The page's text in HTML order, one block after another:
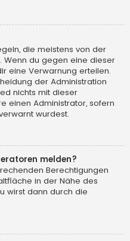
die meistens von der
Wenn du gegen eine dieser
eine Verwarnung erteilen.
der Administration
nichts mit dieser
einen Administrator, sofern
wurdest.
melden?
Berechtigungen
in der Nähe des
wirst dann durch die